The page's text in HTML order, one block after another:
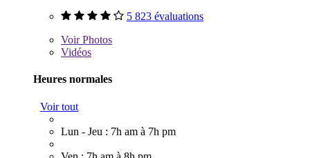
5 823 évaluations
VoirPhotos
Vidéos
Heures normales
Voir tout
Lun - Jeu : 7h am à 7h pm